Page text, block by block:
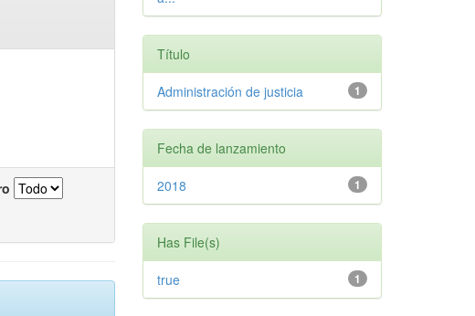
Título
1
Administración de justicia
Fecha de lanzamiento
1
2018
Has File(s)
1
true